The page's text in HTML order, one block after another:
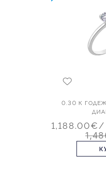
0.30 К
1,188.00€/